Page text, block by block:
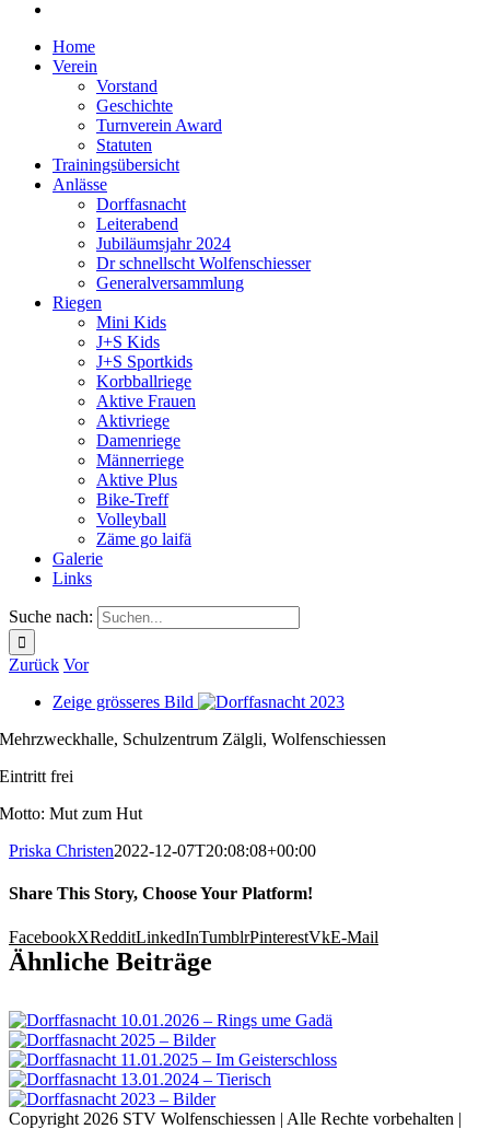
Home
Verein
Vorstand
Geschichte
Turnverein Award
Statuten
Trainingsübersicht
Anlässe
Dorffasnacht
Leiterabend
Jubiläumsjahr 2024
Dr schnellscht Wolfenschiesser
Generalversammlung
Riegen
Mini Kids
J+S Kids
J+S Sportkids
Korbballriege
Aktive Frauen
Aktivriege
Damenriege
Männerriege
Aktive Plus
Bike-Treff
Volleyball
Zäme go laifä
Galerie
Links
Suche nach:
Zurück Vor
Zeige grösseres Bild
Mehrzweckhalle, Schulzentrum Zälgli, Wolfenschiessen
Eintritt frei
Motto: Mut zum Hut
Priska Christen2022-12-07T20:08:08+00:00
Share This Story, Choose Your Platform!
FacebookXRedditLinkedInTumblrPinterestVkE-Mail
Ähnliche Beiträge
Copyright 2026 STV Wolfenschiessen | Alle Rechte vorbehalten |